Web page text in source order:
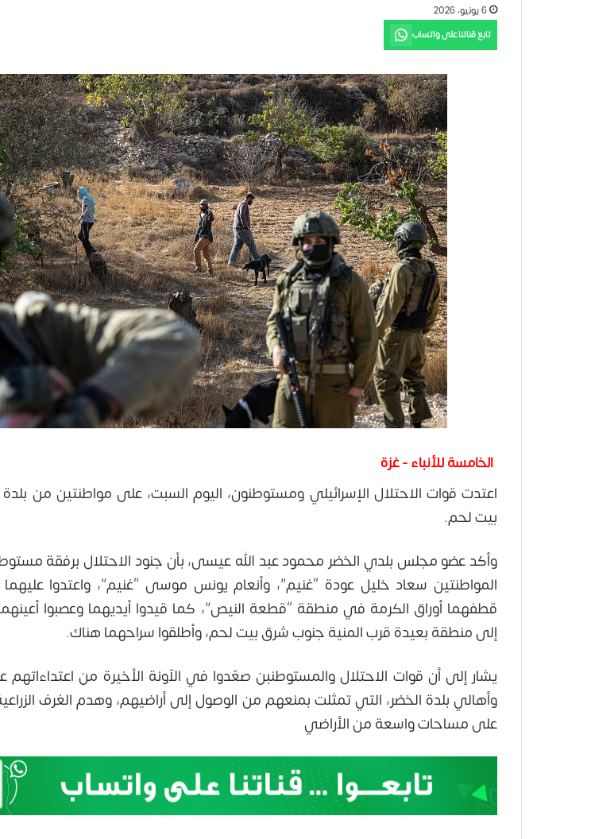
6 يونيو، 2026
تابع قناتنا على واتساب
الخامسة للأنباء - غزة
اعتدت قوات الاحتلال الإسرائيلي ومستوطنون، اليوم السبت، على مواطنتين من
بيت لحم.
وأكد عضو مجلس بلدي الخضر محمود عبد الله عيسى، بأن جنود الاحتلال برفقة
المواطنتين سعاد خليل عودة “غنيم”، وأنعام يونس موسى “غنيم”، واعتدوا عليهما
قطفهما أوراق الكرمة في منطقة “قطعة النيص”، كما قيدوا أيديهما وعصبوا
إلى منطقة بعيدة قرب المنية جنوب شرق بيت لحم، وأطلقوا سراحهما هناك.
يشار إلى أن قوات الاحتلال والمستوطنبن صعّدوا في الآونة الأخيرة من اعتداءاتهم
وأهالي بلدة الخضر، التي تمثلت بمنعهم من الوصول إلى أراضيهم، وهدم الغرف
على مساحات واسعة من الأراضي